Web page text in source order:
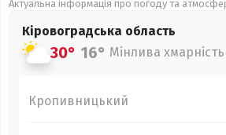
Актуальна інформація про погоду та
Кіровоградська область
30° 16° Мінлива хмарність
Кропивницький